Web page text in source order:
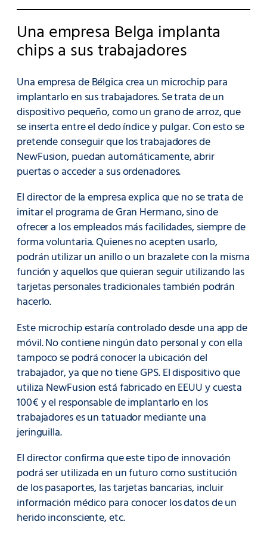
Una empresa Belga implanta
chips a sus trabajadores
Una empresa de Bélgica crea un microchip para
implantarlo en sus trabajadores. Se trata de un
dispositivo pequeño, como un grano de arroz, que
se inserta entre el dedo índice y pulgar. Con esto se
pretende conseguir que los trabajadores de
NewFusion, puedan automáticamente, abrir
puertas o acceder a sus ordenadores.
El director de la empresa explica que no se trata de
imitar el programa de Gran Hermano, sino de
ofrecer a los empleados más facilidades, siempre de
forma voluntaria. Quienes no acepten usarlo,
podrán utilizar un anillo o un brazalete con la misma
función y aquellos que quieran seguir utilizando las
tarjetas personales tradicionales también podrán
hacerlo.
Este microchip estaría controlado desde una app de
móvil. No contiene ningún dato personal y con ella
tampoco se podrá conocer la ubicación del
trabajador, ya que no tiene GPS. El dispositivo que
utiliza NewFusion está fabricado en EEUU y cuesta
100€ y el responsable de implantarlo en los
trabajadores es un tatuador mediante una
jeringuilla.
El director confirma que este tipo de innovación
podrá ser utilizada en un futuro como sustitución
de los pasaportes, las tarjetas bancarias, incluir
información médico para conocer los datos de un
herido inconsciente, etc.